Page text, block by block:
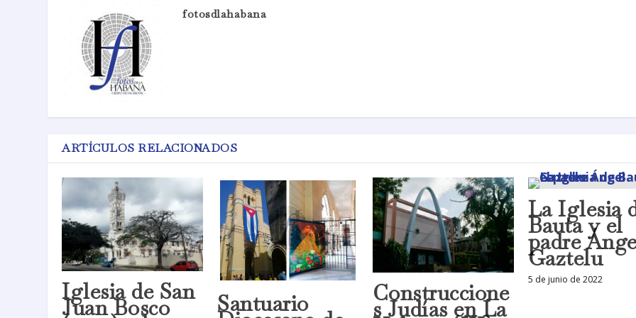
fotosdlahabana
ARTÍCULOS RELACIONADOS
Iglesia de San
Juan Bosco Santuario Construccione
s Judías en La
La Iglesia
Bauta y el
padre
Gaztelu
5 de junio de 2022